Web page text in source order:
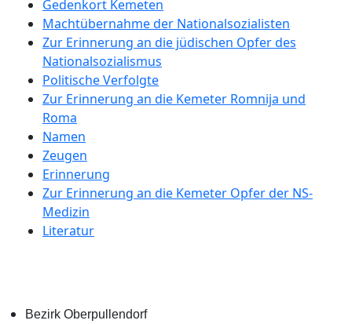
Gedenkort Kemeten
Machtübernahme der Nationalsozialisten
Zur Erinnerung an die jüdischen Opfer des
Nationalsozialismus
Politische Verfolgte
Zur Erinnerung an die Kemeter Romnija und
Roma
Namen
Zeugen
Erinnerung
Zur Erinnerung an die Kemeter Opfer der NS-
Medizin
Literatur
Bezirk Oberpullendorf